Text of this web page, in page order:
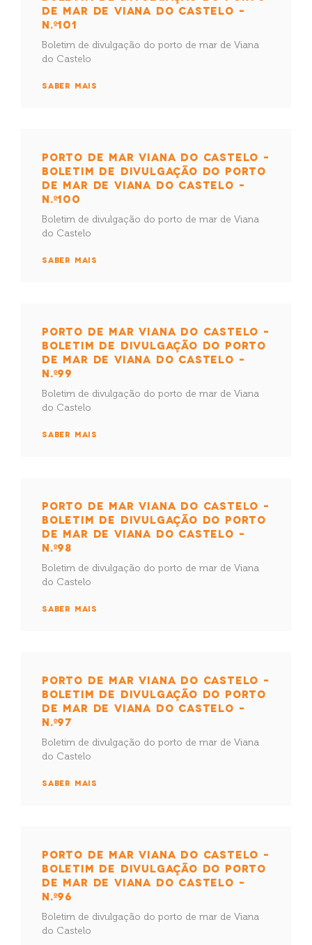
DE MAR DE VIANA DO CASTELO –
N.º101
Boletim de divulgação do porto de mar de Viana
do Castelo
SABER MAIS
PORTO DE MAR VIANA DO CASTELO –
BOLETIM DE DIVULGAÇÃO DO PORTO
DE MAR DE VIANA DO CASTELO –
N.º100
Boletim de divulgação do porto de mar de Viana
do Castelo
SABER MAIS
PORTO DE MAR VIANA DO CASTELO –
BOLETIM DE DIVULGAÇÃO DO PORTO
DE MAR DE VIANA DO CASTELO –
N.º99
Boletim de divulgação do porto de mar de Viana
do Castelo
SABER MAIS
PORTO DE MAR VIANA DO CASTELO –
BOLETIM DE DIVULGAÇÃO DO PORTO
DE MAR DE VIANA DO CASTELO –
N.º98
Boletim de divulgação do porto de mar de Viana
do Castelo
SABER MAIS
PORTO DE MAR VIANA DO CASTELO –
BOLETIM DE DIVULGAÇÃO DO PORTO
DE MAR DE VIANA DO CASTELO –
N.º97
Boletim de divulgação do porto de mar de Viana
do Castelo
SABER MAIS
PORTO DE MAR VIANA DO CASTELO –
BOLETIM DE DIVULGAÇÃO DO PORTO
DE MAR DE VIANA DO CASTELO –
N.º96
Boletim de divulgação do porto de mar de Viana
do Castelo